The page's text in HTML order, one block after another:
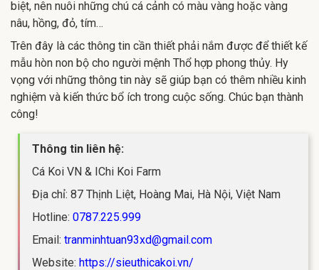
biệt, nên nuôi những chú cá cảnh có màu vàng hoặc vàng
nâu, hồng, đỏ, tím…
Trên đây là các thông tin cần thiết phải nắm được để thiết kế
mẫu hòn non bộ cho người mệnh Thổ hợp phong thủy. Hy
vọng với những thông tin này sẽ giúp bạn có thêm nhiều kinh
nghiệm và kiến thức bổ ích trong cuộc sống. Chúc bạn thành
công!
Thông tin liên hệ:
Cá Koi VN & IChi Koi Farm
Địa chỉ: 87 Thịnh Liệt, Hoàng Mai, Hà Nội, Việt Nam
Hotline: 0787.225.999
Email: tranminhtuan93xd@gmail.com
Website: https://sieuthicakoi.vn/